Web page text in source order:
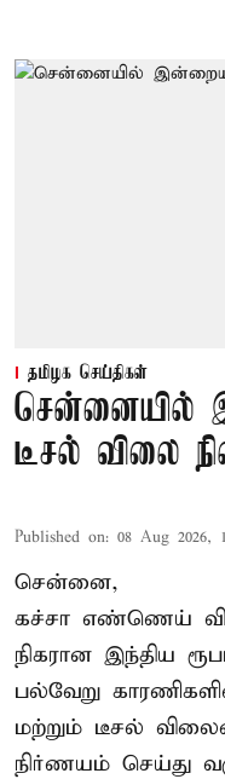
தமிழக செய்திகள்
சென்னையில்
டீசல் விலை
Published on: 08 Aug 2026,
சென்னை,
கச்சா எண்ணெய்
நிகரான இந்திய
பல்வேறு
மற்றும் டீசல்
நிர்ணயம் செய்து